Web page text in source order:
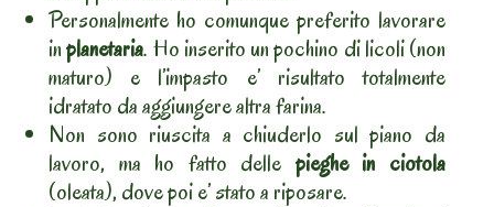
Personalmente ho comunque preferito lavorare
inplanetaria. Ho inserito un pochino di licoli (non
maturo) e l’impasto e’ risultato totalmente
idratato da aggiungere altra farina.
Non sono riuscita a chiuderlo sul piano da
lavoro, ma ho fatto delle pieghe in ciotola
(oleata), dove poi e’ stato a riposare.